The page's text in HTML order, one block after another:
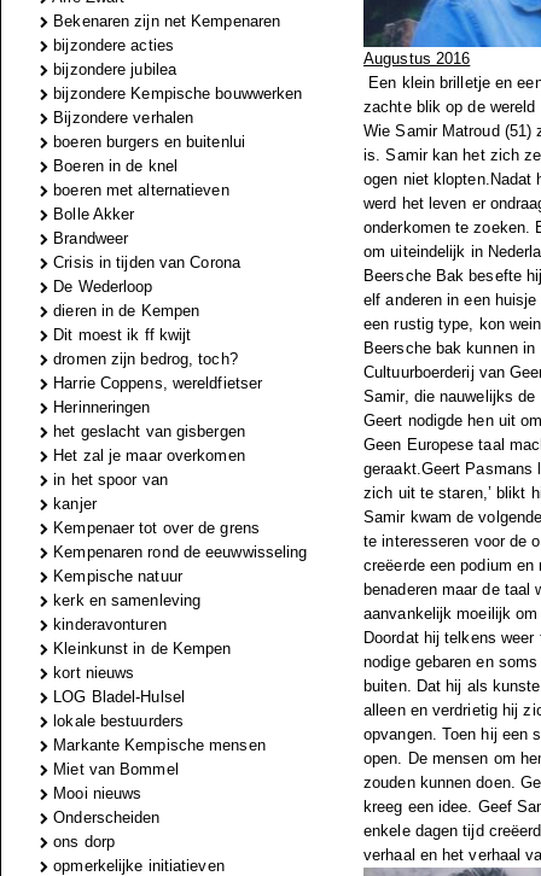
Bekenaren zijn net Kempenaren
bijzondere acties
bijzondere jubilea
bijzondere Kempische bouwwerken
Bijzondere verhalen
boeren burgers en buitenlui
Boeren in de knel
boeren met alternatieven
Bolle Akker
Brandweer
Crisis in tijden van Corona
De Wederloop
dieren in de Kempen
Dit moest ik ff kwijt
dromen zijn bedrog, toch?
Harrie Coppens, wereldfietser
Herinneringen
het geslacht van gisbergen
Het zal je maar overkomen
in het spoor van
kanjer
Kempenaer tot over de grens
Kempenaren rond de eeuwwisseling
Kempische natuur
kerk en samenleving
kinderavonturen
Kleinkunst in de Kempen
kort nieuws
LOG Bladel-Hulsel
lokale bestuurders
Markante Kempische mensen
Miet van Bommel
Mooi nieuws
Onderscheiden
ons dorp
opmerkelijke initiatieven
Augustus 2016
Een klein brilletje en
zachte blik op de wereld
Wie Samir Matroud (51)
is. Samir kan het zich
ogen niet klopten.Nadat
werd het leven er
onderkomen te zoeken.
om uiteindelijk in
Beersche Bak besefte
elf anderen in een
een rustig type, kon
Beersche bak kunnen
Cultuurboerderij van
Samir, die nauwelijks
Geert nodigde hen uit
Geen Europese taal
geraakt.Geert Pasmans
zich uit te staren,’ blikt
Samir kwam de
te interesseren voor de
creëerde een podium
benaderen maar de taal
aanvankelijk moeilijk
Doordat hij telkens
nodige gebaren en
buiten. Dat hij als
alleen en verdrietig hij
opvangen. Toen hij een
open. De mensen om
zouden kunnen doen.
kreeg een idee. Geef
enkele dagen tijd
verhaal en het verhaal